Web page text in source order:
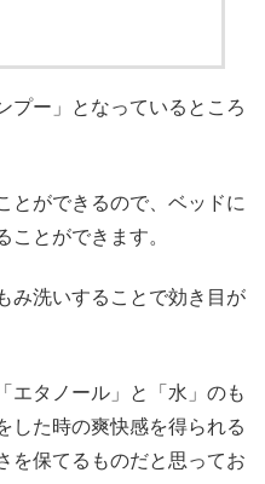
プー」となっているところ
とができるので、ベッドに
ことができます。
み洗いすることで効き目が
エタノール」と「水」のも
した時の爽快感を得られる
を保てるものだと思ってお